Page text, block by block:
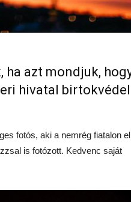
azt mondjuk,
hivatal
fotós, aki a nemrég fiatalon
is fotózott. Kedvenc saját